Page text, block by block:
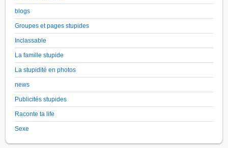
blogs
Groupes et pages stupides
Inclassable
La famille stupide
La stupidité en photos
news
Publicités stupides
Raconte ta life
Sexe